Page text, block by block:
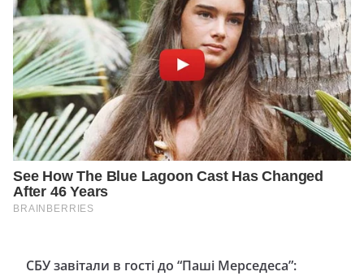
СБУ завітали в гості до “Паші Мерседеса”: